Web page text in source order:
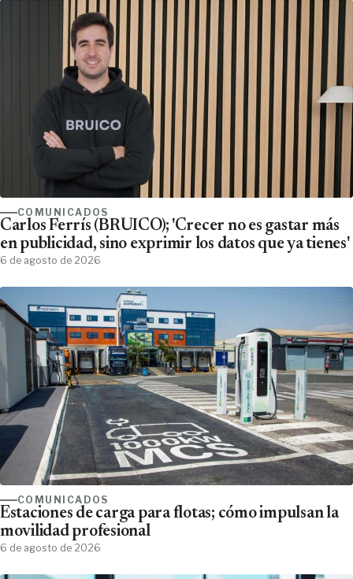
COMUNICADOS
Carlos Ferrís (BRUICO); 'Crecer no es gastar más
en publicidad, sino exprimir los datos que ya tienes'
6 de agosto de 2026
COMUNICADOS
Estaciones de carga para flotas; cómo impulsan la
movilidad profesional
6 de agosto de 2026